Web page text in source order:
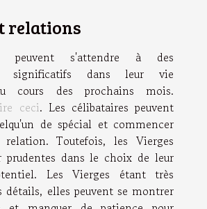
relations
peuvent s'attendre à des
significatifs dans leur vie
cours des prochains mois.
ceci. Les célibataires peuvent
de spécial et commencer
Toutefois, les Vierges
prudentes dans le choix de leur
Les Vierges étant très
détails, elles peuvent se montrer